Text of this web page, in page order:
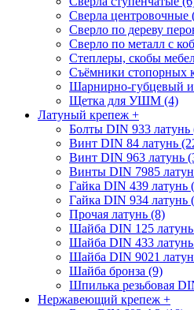
Сверла центровочные
Сверло по дереву
Сверло по металл с
Степлеры, скобы
Съёмники стопорных
Шарнирно-губцевый
Щетка для УШМ (4)
Латуный крепеж +
Болты DIN 933 латунь
Винт DIN 84 латунь
Винт DIN 963 латунь
Винты DIN 7985
Гайка DIN 439 латунь
Гайка DIN 934 латунь
Прочая латунь (8)
Шайба DIN 125
Шайба DIN 433
Шайба DIN 9021
Шайба бронза (9)
Шпилька резьбовая
Нержавеющий крепеж +